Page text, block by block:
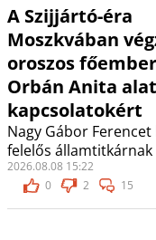
A Szijjártó-éra
Moszkvában
oroszos
Orbán Anita
kapcsolatokért
Nagy Gábor
felelős államtitkárnak
2026.08.08 15:22
0
2 15